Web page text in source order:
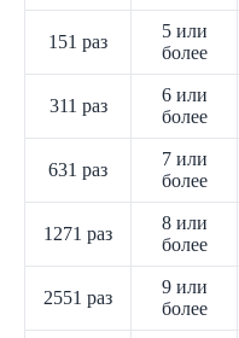
151 раз
5 или
более
311 раз
6 или
более
631 раз
7 или
более
1271 раз
8 или
более
2551 раз
9 или
более